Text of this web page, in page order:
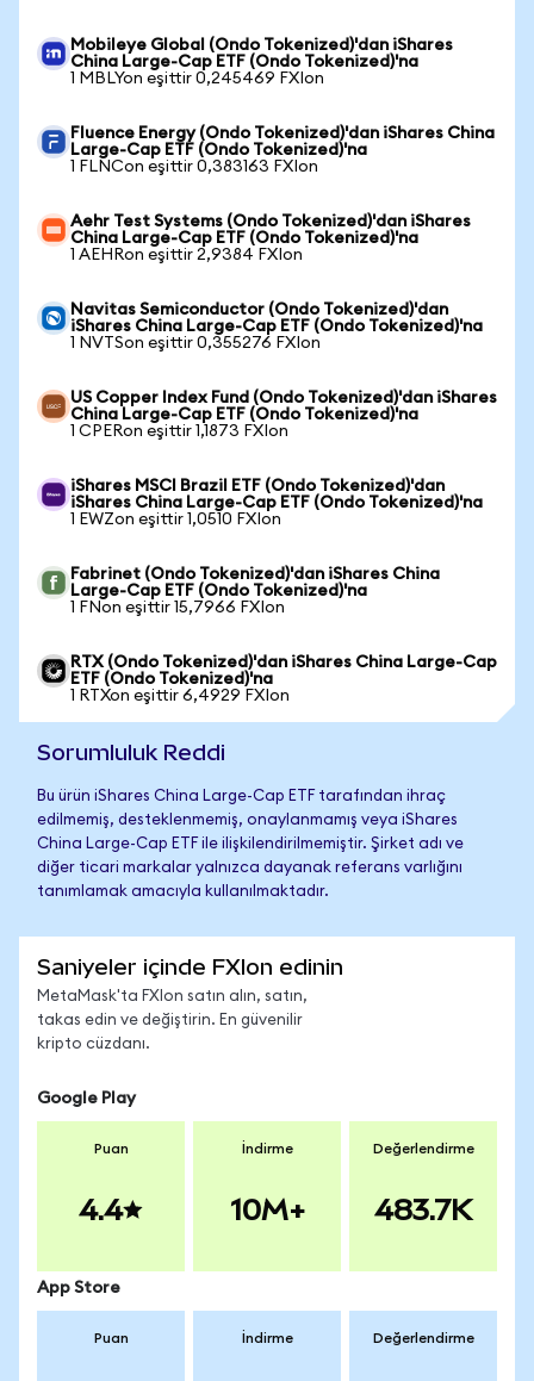
Mobileye Global (Ondo Tokenized)'dan iShares
China Large-Cap ETF (Ondo Tokenized)'na
1 MBLYon eşittir 0,245469 FXIon
Fluence Energy (Ondo Tokenized)'dan iShares China
Large-Cap ETF (Ondo Tokenized)'na
1 FLNCon eşittir 0,383163 FXIon
Aehr Test Systems (Ondo Tokenized)'dan iShares
China Large-Cap ETF (Ondo Tokenized)'na
1 AEHRon eşittir 2,9384 FXIon
Navitas Semiconductor (Ondo Tokenized)'dan
iShares China Large-Cap ETF (Ondo Tokenized)'na
1 NVTSon eşittir 0,355276 FXIon
US Copper Index Fund (Ondo Tokenized)'dan iShares
China Large-Cap ETF (Ondo Tokenized)'na
1 CPERon eşittir 1,1873 FXIon
iShares MSCI Brazil ETF (Ondo Tokenized)'dan
iShares China Large-Cap ETF (Ondo Tokenized)'na
1 EWZon eşittir 1,0510 FXIon
Fabrinet (Ondo Tokenized)'dan iShares China
Large-Cap ETF (Ondo Tokenized)'na
1 FNon eşittir 15,7966 FXIon
RTX (Ondo Tokenized)'dan iShares China Large-Cap
ETF (Ondo Tokenized)'na
1 RTXon eşittir 6,4929 FXIon
Sorumluluk Reddi
Bu ürün iShares China Large-Cap ETF tarafından ihraç
edilmemiş, desteklenmemiş, onaylanmamış veya iShares
China Large-Cap ETF ile ilişkilendirilmemiştir. Şirket adı ve
diğer ticari markalar yalnızca dayanak referans varlığını
tanımlamak amacıyla kullanılmaktadır.
Saniyeler içinde FXIon edinin
MetaMask'ta FXIon satın alın, satın,
takas edin ve değiştirin. En güvenilir
kripto cüzdanı.
Google Play
Puan
4.4
İndirme
10M+
Değerlendirme
483.7K
App Store
Puan İndirme Değerlendirme